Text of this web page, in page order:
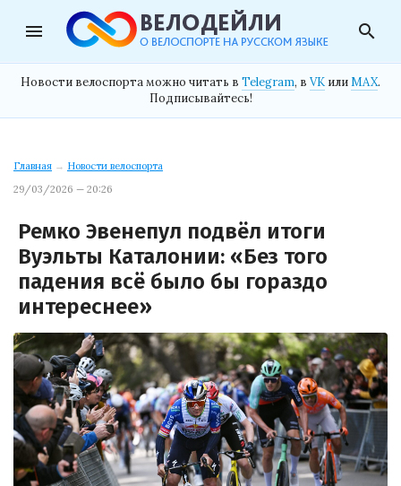
menu search
Новости велоспорта можно читать в Telegram, в VK илиMAX.
Подписывайтесь!
Главная → Новости велоспорта
29/03/2026 — 20:26
Ремко Эвенепул подвёл итоги
Вуэльты Каталонии: «Без того
падения всё было бы гораздо
интереснее»